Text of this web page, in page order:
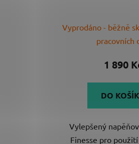
je
5
Vyprodáno - běžně
pracovních
1 890
DO
Vylepšený
Finesse pro